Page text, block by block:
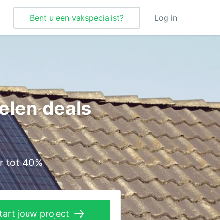
Bent u een vakspecialist? Log in
Vochtbestrijding
Warmtepomp
Zonnepanelen
Zonwering
deals
tot 40%
jouw project